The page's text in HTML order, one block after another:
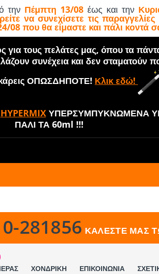
την Πέμπτη 13/08 έως και την
να συνεχίσετε τις
08 που θα είμαστε και πάλι κοντά
για τους πελάτες μας, όπου τα
συνέχεια και δεν σταματούν
ΟΠΩΣΔΗΠΟΤΕ! Κλικ εδώ!
HYPERMIXΥΠΕΡΣΥΜΠΥΚΝΩΜΕΝΑ
ΠΑΛΙ ΤΑ 60ml !!!
281856 ΚΑΛΕΣΤΕ ΜΑΣ
ΧΟΝΔΡΙΚΗ ΕΠΙΚΟΙΝΩΝΙΑ